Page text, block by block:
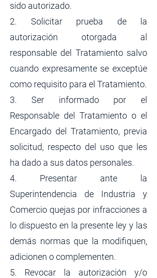
sido autorizado.
2. Solicitar prueba de la
autorización otorgada al
responsable del Tratamiento salvo
cuando expresamente se exceptúe
como requisito para el Tratamiento.
3. Ser informado por el
Responsable del Tratamiento o el
Encargado del Tratamiento, previa
solicitud, respecto del uso que les
ha dado a sus datos personales.
4. Presentar ante la
Superintendencia de Industria y
Comercio quejas por infracciones a
lo dispuesto en la presente ley y las
demás normas que la modifiquen,
adicionen o complementen.
5. Revocar la autorización y/o